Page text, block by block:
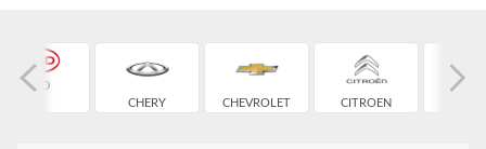
BYD
CHERY
CHEVROLET CITROEN